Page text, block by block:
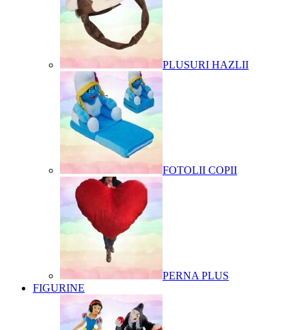
PLUSURI HAZLII
FOTOLII COPII
PERNA PLUS
FIGURINE